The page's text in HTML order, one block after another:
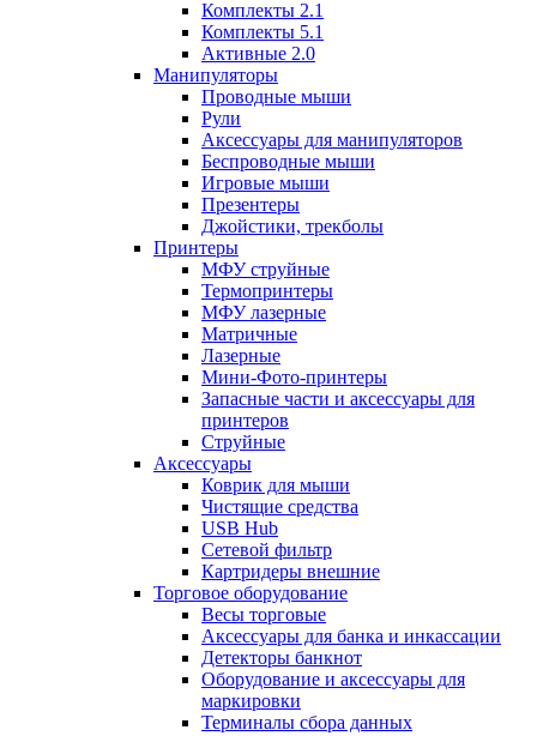
Комплекты 2.1
Комплекты 5.1
Активные 2.0
Манипуляторы
Проводные мыши
Рули
Аксессуары для манипуляторов
Беспроводные мыши
Игровые мыши
Презентеры
Джойстики, трекболы
Принтеры
МФУ струйные
Термопринтеры
МФУ лазерные
Матричные
Лазерные
Мини-Фото-принтеры
Запасные части и аксессуары для
принтеров
Струйные
Аксессуары
Коврик для мыши
Чистящие средства
USB Hub
Сетевой фильтр
Картридеры внешние
Торговое оборудование
Весы торговые
Аксессуары для банка и инкассации
Детекторы банкнот
Оборудование и аксессуары для
маркировки
Терминалы сбора данных